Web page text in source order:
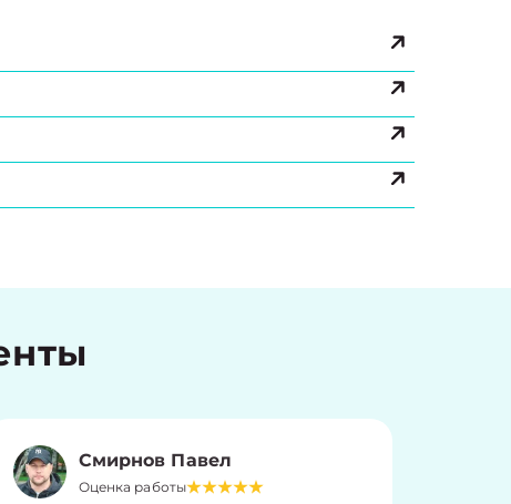
Смирнов Павел
Оценка работы